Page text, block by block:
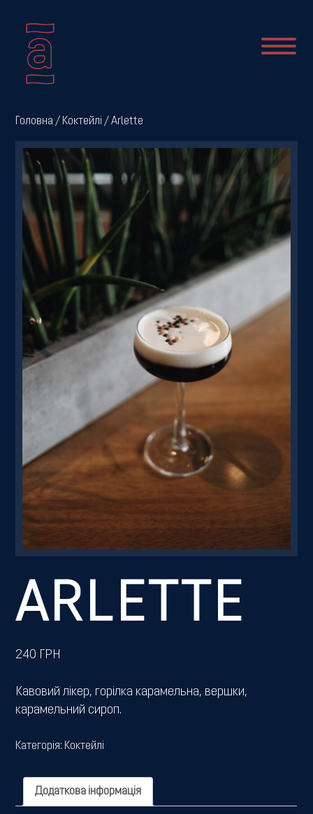
Про
нас
Новини
Меню
Галерея
Резервація
Головна / Коктейлі / Arlette
ARLETTE
240 ГРН
Кавовий лікер, горілка карамельна, вершки,
карамельний сироп.
Категорія: Коктейлі
Додаткова інформація